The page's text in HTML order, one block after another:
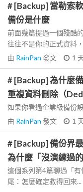
# [Backup] 當勒索
備份是什麼
前面幾篇提過一個殘酷
往往不是你的正式資料
由 RainPan 發文 1
# [Backup] 為什麼
重複資料刪除（
如果你看過企業級備份
由 RainPan 發文 1
# [Backup] 備份界
為什麼「沒演練過
這個系列第4篇聊過「
尾：怎麼確定救得回來...